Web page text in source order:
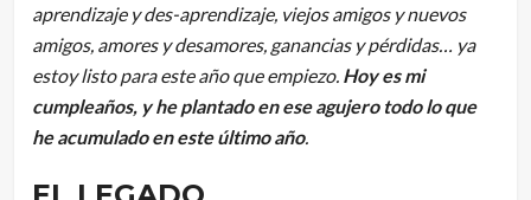
aprendizaje y des-aprendizaje, viejos amigos y nuevos
amigos, amores y desamores, ganancias y pérdidas… ya
estoy listo para este año que empiezo. Hoy es mi
cumpleaños, y he plantado en ese agujero todo lo que
he acumulado en este último año.